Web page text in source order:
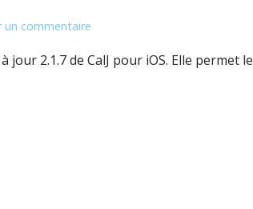
un commentaire
jour 2.1.7 de CalJ pour iOS. Elle permet le